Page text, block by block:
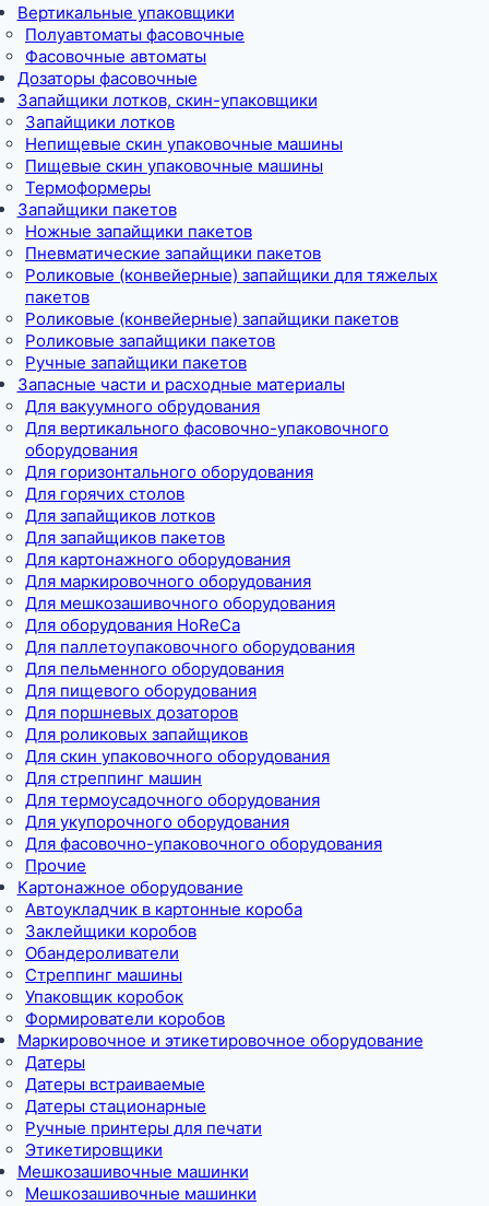
Вертикальные упаковщики
Полуавтоматы фасовочные
Фасовочные автоматы
Дозаторы фасовочные
Запайщики лотков, скин-упаковщики
Запайщики лотков
Непищевые скин упаковочные машины
Пищевые скин упаковочные машины
Термоформеры
Запайщики пакетов
Ножные запайщики пакетов
Пневматические запайщики пакетов
Роликовые (конвейерные) запайщики для тяжелых
пакетов
Роликовые (конвейерные) запайщики пакетов
Роликовые запайщики пакетов
Ручные запайщики пакетов
Запасные части и расходные материалы
Для вакуумного обрудования
Для вертикального фасовочно-упаковочного
оборудования
Для горизонтального оборудования
Для горячих столов
Для запайщиков лотков
Для запайщиков пакетов
Для картонажного оборудования
Для маркировочного оборудования
Для мешкозашивочного оборудования
Для оборудования HoReCa
Для паллетоупаковочного оборудования
Для пельменного оборудования
Для пищевого оборудования
Для поршневых дозаторов
Для роликовых запайщиков
Для скин упаковочного оборудования
Для стреппинг машин
Для термоусадочного оборудования
Для укупорочного оборудования
Для фасовочно-упаковочного оборудования
Прочие
Картонажное оборудование
Автоукладчик в картонные короба
Заклейщики коробов
Обандероливатели
Стреппинг машины
Упаковщик коробок
Формирователи коробов
Маркировочное и этикетировочное оборудование
Датеры
Датеры встраиваемые
Датеры стационарные
Ручные принтеры для печати
Этикетировщики
Мешкозашивочные машинки
Мешкозашивочные машинки